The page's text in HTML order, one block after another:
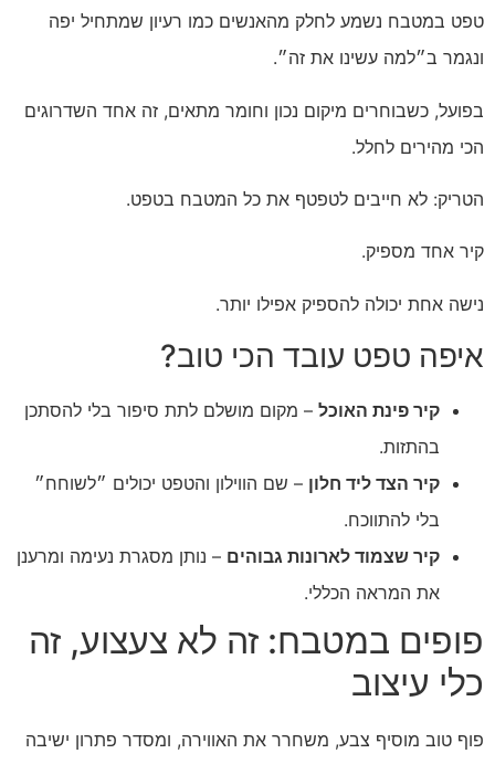
טפט במטבח נשמע לחלק מהאנשים כמו רעיון שמתחיל יפה
ונגמר ב״למה עשינו את זה״.
בפועל, כשבוחרים מיקום נכון וחומר מתאים, זה אחד השדרוגים
הכי מהירים לחלל.
הטריק: לא חייבים לטפטף את כל המטבח בטפט.
קיר אחד מספיק.
נישה אחת יכולה להספיק אפילו יותר.
איפה טפט עובד הכי טוב?
קיר פינת האוכל – מקום מושלם לתת סיפור בלי להסתכן
בהתזות.
קיר הצד ליד חלון – שם הווילון והטפט יכולים ״לשוחח״
בלי להתווכח.
קיר שצמוד לארונות גבוהים – נותן מסגרת נעימה ומרענן
את המראה הכללי.
פופים במטבח: זה לא צעצוע, זה
כלי עיצוב
פוף טוב מוסיף צבע, משחרר את האווירה, ומסדר פתרון ישיבה